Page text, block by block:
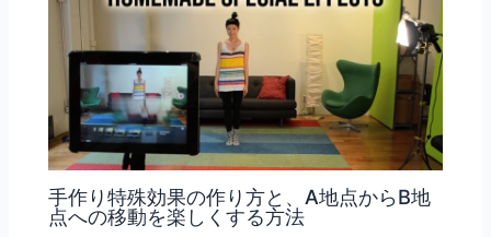
手作り特殊効果の作り方と、A地点からB地
点への移動を楽しくする方法